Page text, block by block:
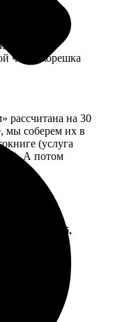
развороты
части корешка
рассчитана на 30
мы соберем их в
(услуга
А потом
Цена, руб.